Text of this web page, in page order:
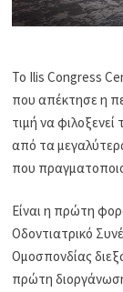
To Ilis Congress
που απέκτησε η
τιμή να
από τα
που
Είναι η πρώτη
Οδοντιατρικό
Ομοσπονδίας
πρώτη